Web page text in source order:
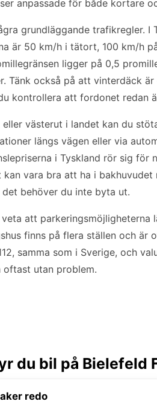
anpassade för både kortare
grundläggande trafikregler. I
är 50 km/h i tätort, 100 km/h
ligger på 0,5
Tänk också på att vinterdäck
kontrollera att fordonet redan
västerut i landet kan du
längs vägen eller via
i Tyskland rör sig för
vara bra att ha i
behöver du inte byta ut.
att parkeringsmöjligheterna
finns på flera ställen och är
samma som i Sverige, och
oftast utan problem.
du bil på Bielefeld
redo